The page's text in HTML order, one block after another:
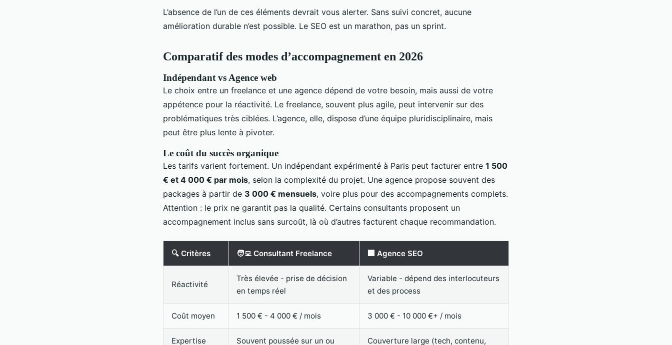
L’absence de l’un de ces éléments devrait vous alerter. Sans suivi concret, aucune
amélioration durable n’est possible. Le SEO est un marathon, pas un sprint.
Comparatif des modes d’accompagnement en 2026
Indépendant vs Agence web
Le choix entre un freelance et une agence dépend de votre besoin, mais aussi de votre
appétence pour la réactivité. Le freelance, souvent plus agile, peut intervenir sur des
problématiques très ciblées. L’agence, elle, dispose d’une équipe pluridisciplinaire, mais
peut être plus lente à pivoter.
Le coût du succès organique
Les tarifs varient fortement. Un indépendant expérimenté à Paris peut facturer entre 1 500
€ et 4 000 € par mois, selon la complexité du projet. Une agence propose souvent des
packages à partir de 3 000 € mensuels, voire plus pour des accompagnements complets.
Attention : le prix ne garantit pas la qualité. Certains consultants proposent un
accompagnement inclus sans surcoût, là où d’autres facturent chaque recommandation.
🔍 Critères 🧑‍💻 Consultant Freelance 🏢 Agence SEO
Réactivité
Très élevée - prise de décision
en temps réel
Variable - dépend des interlocuteurs
et des process
Coût moyen 1 500 € - 4 000 € / mois 3 000 € - 10 000 €+ / mois
Expertise Souvent poussée sur un ou Couverture large (tech, contenu,